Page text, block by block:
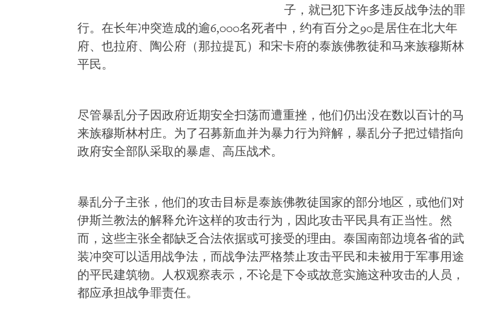
子，就已犯下许多违反战争法的罪
行。在长年冲突造成的逾6,000名死者中，约有百分之90是居住在北大年
府、也拉府、陶公府（那拉提瓦）和宋卡府的泰族佛教徒和马来族穆斯林
平民。
尽管暴乱分子因政府近期安全扫荡而遭重挫，他们仍出没在数以百计的马
来族穆斯林村庄。为了召募新血并为暴力行为辩解，暴乱分子把过错指向
政府安全部队采取的暴虐、高压战术。
暴乱分子主张，他们的攻击目标是泰族佛教徒国家的部分地区，或他们对
伊斯兰教法的解释允许这样的攻击行为，因此攻击平民具有正当性。然
而，这些主张全都缺乏合法依据或可接受的理由。泰国南部边境各省的武
装冲突可以适用战争法，而战争法严格禁止攻击平民和未被用于军事用途
的平民建筑物。人权观察表示，不论是下令或故意实施这种攻击的人员，
都应承担战争罪责任。